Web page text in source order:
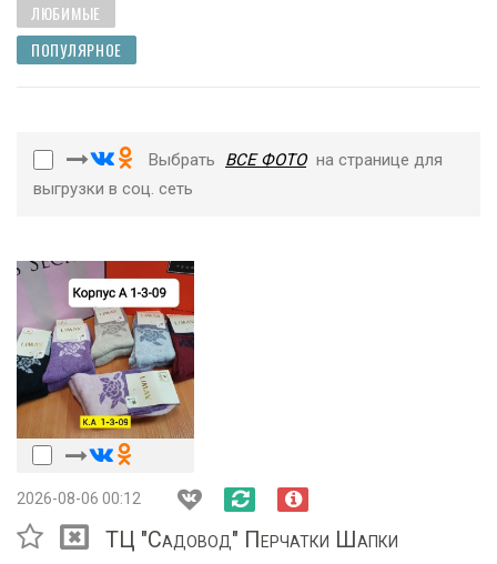
ЛЮБИМЫЕ
ПОПУЛЯРНОЕ
Выбрать ВСЕ ФОТО на странице для
выгрузки в соц. сеть
2026-08-06 00:12
ТЦ "Садовод" Перчатки Шапки